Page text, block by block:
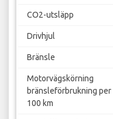
CO2-utsläpp
Drivhjul
Bränsle
Motorvägskörning
bränsleförbrukning per
100 km